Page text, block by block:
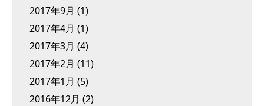
2017年9月 (1)
2017年4月 (1)
2017年3月 (4)
2017年2月 (11)
2017年1月 (5)
2016年12月 (2)